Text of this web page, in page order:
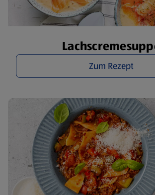
Zum Rezept